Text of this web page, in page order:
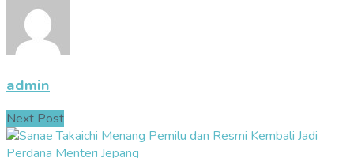
admin
Next Post